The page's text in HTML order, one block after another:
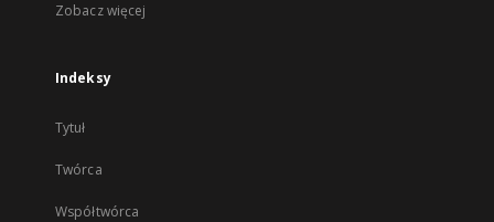
Zobacz więcej
Indeksy
Tytuł
Twórca
Współtwórca